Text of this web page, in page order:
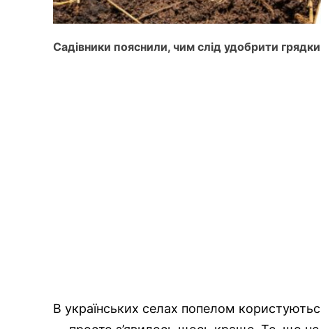
Садівники пояснили, чим слід удобрити
В українських селах попелом